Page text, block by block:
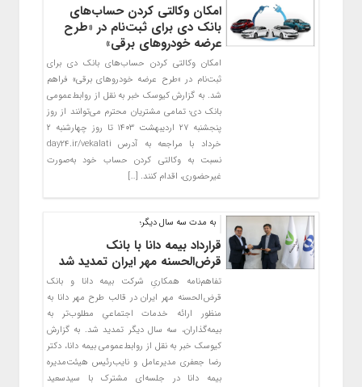
امکان وکالتی کردن حساب‌های
بانک دی برای ثبت‌نام در «طرح
عرضه خودروهای برقی»
امکان وکالتی کردن حساب‌های بانک دی برای
ثبت‌نام در «طرح عرضه خودروهای برقی» فراهم
شد. به گزارش کیوسک خبر به نقل از روابط‌عمومی
بانک دی؛ تمامی مشتریان محترم می‌توانند از روز
پنجشنبه ۲۷ اردیبهشت ۱۴۰۳ تا روز چهارشنبه ۲
خرداد با مراجعه به آدرس day24.ir/vekalati
نسبت به وکالتی کردن حساب خود به‌صورت
غیرحضوری، اقدام کنند. […]
به مدت سه سال دیگر؛
قرارداد بیمه دانا با بانک
قرض‌الحسنه مهر ایران تمدید شد
تفاهم‌‌نامه همکاریِ شرکت بیمه دانا و بانک
قرض‌الحسنه مهر ایران در قالب طرح مهر دانا به
منظور ارائه خدمات‌ اجتماعیِ مطلوب‌تر به
بیمه‌گذاران، سه سال دیگر تمدید شد. به گزارش
کیوسک خبر به نقل از روابط‌عمومی بیمه دانا، دکتر
رضا جعفری مدیرعامل و نایب‌رئیس هیئت‌مدیره
بیمه دانا در جلسه‌ای مشترک با سیدسعید